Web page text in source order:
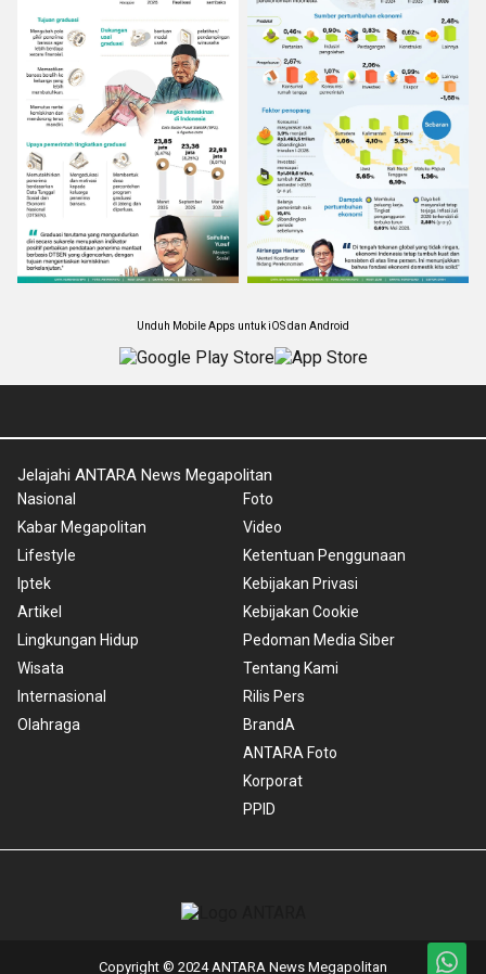
Unduh Mobile Apps untuk iOS dan Android
Jelajahi ANTARA News Megapolitan
Nasional
Kabar Megapolitan
Lifestyle
Iptek
Artikel
Lingkungan Hidup
Wisata
Internasional
Olahraga
Foto
Video
Ketentuan Penggunaan
Kebijakan Privasi
Kebijakan Cookie
Pedoman Media Siber
Tentang Kami
Rilis Pers
BrandA
ANTARA Foto
Korporat
PPID
Copyright © 2024 ANTARA News Megapolitan